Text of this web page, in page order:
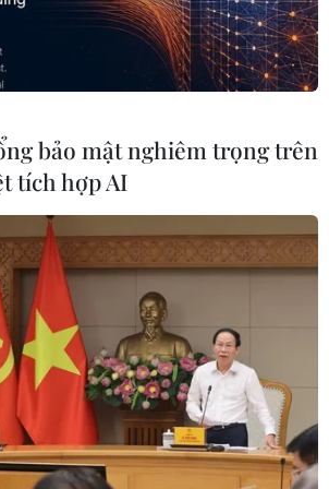
họp chụp ảnh lưu niệm. (Ảnh: TTXVN
phát)
Thứ trưởng Phan Thị Thắng và
Thangaraj đã ký Tuyên bố
các Kế hoạch hành động giai
bảo mật nghiêm trọng trên
tích hợp AI